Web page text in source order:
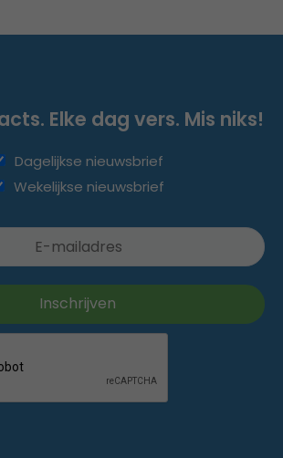
Elke dag vers. Mis niks!
Dagelijkse nieuwsbrief
Wekelijkse nieuwsbrief